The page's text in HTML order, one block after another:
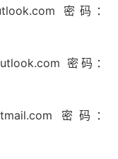
密码：
密码：
密码：